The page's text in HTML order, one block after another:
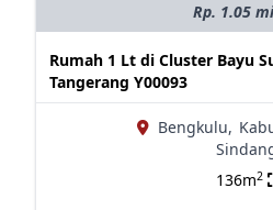
Rp. 1.05
Rumah 1 Lt di Cluster Bayu
Tangerang Y00093
Bengkulu,
136m2